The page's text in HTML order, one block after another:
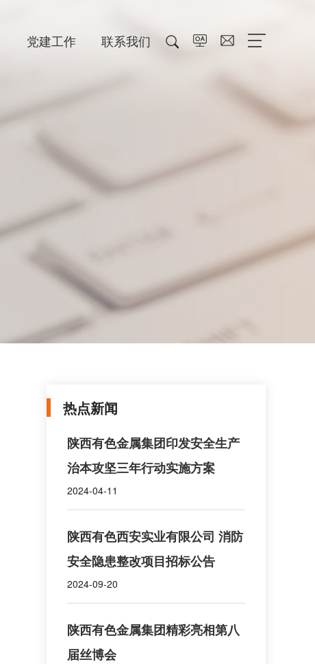
党建工作 联系我们
热点新闻
陕西有色金属集团印发安全生产
治本攻坚三年行动实施方案
2024-04-11
陕西有色西安实业有限公司 消防
安全隐患整改项目招标公告
2024-09-20
陕西有色金属集团精彩亮相第八
届丝博会